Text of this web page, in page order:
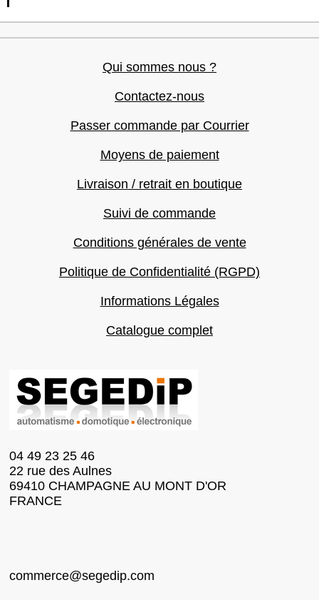
Qui sommes nous ?
Contactez-nous
Passer commande par Courrier
Moyens de paiement
Livraison / retrait en boutique
Suivi de commande
Conditions générales de vente
Politique de Confidentialité (RGPD)
Informations Légales
Catalogue complet
04 49 23 25 46
22 rue des Aulnes
69410 CHAMPAGNE AU MONT D'OR
FRANCE
commerce@segedip.com